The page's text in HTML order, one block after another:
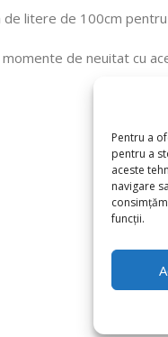
Pentru a
pentru a
aceste
navigare
funcții.
litere de 100cm
de neuitat cu